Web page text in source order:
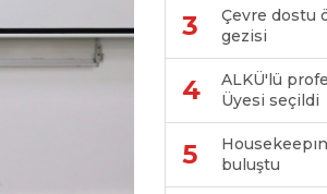
3
Çevre dostu
gezisi
4
ALKÜ'lü
Üyesi seçildi
5
buluştu